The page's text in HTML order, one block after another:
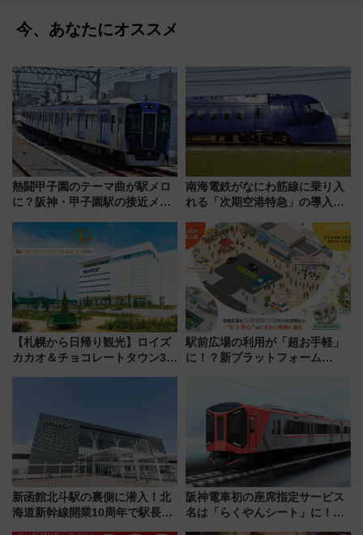
今、あなたにオススメ
熱闘甲子園のテーマ曲が駅メロ
に？阪神・甲子園駅の接近メロ
谷実アレンジの特別仕様へ、8月
5日始発から
南海電鉄がなにわ筋線に乗り入
れる「次期空港特急」の導入を
日本初の鉄道デザイン
【札幌から日帰り観光】ロイズ
カカオ＆チョコレートタウン3周
駅前広場の利用が「超お手軽」
に！？新プラットフォーム
どに【JR東日本】
新函館北斗駅の裏側に潜入！北
海道新幹線開業10周年で駅長
阪神電車初の座席指定サービス
名は「らくやんシート」に！新